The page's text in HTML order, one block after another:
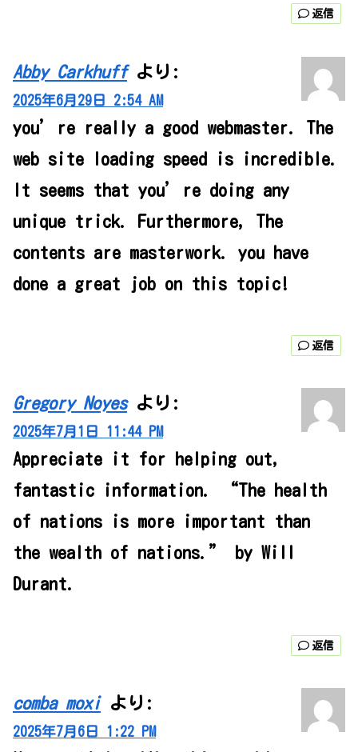
返信
Abby Carkhuff より:
2025年6月29日 2:54 AM
you’re really a good webmaster. The
web site loading speed is incredible.
It seems that you’re doing any
unique trick. Furthermore, The
contents are masterwork. you have
done a great job on this topic!
返信
Gregory Noyes より:
2025年7月1日 11:44 PM
Appreciate it for helping out,
fantastic information. “The health
of nations is more important than
the wealth of nations.” by Will
Durant.
返信
comba moxi より:
2025年7月6日 1:22 PM